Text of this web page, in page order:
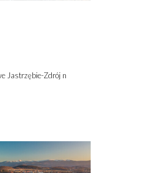
Jastrzębie-Zdrój na Śląsku w Polsce,